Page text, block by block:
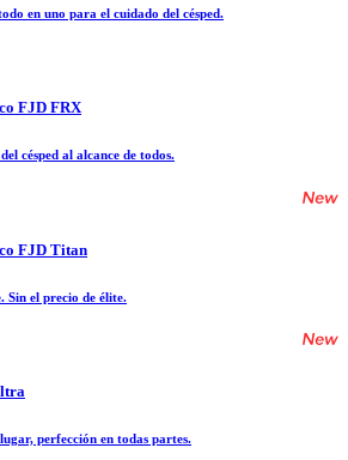
en uno para el cuidado del césped.
FJD FRX
césped al alcance de todos.
FJD Titan
Sin el precio de élite.
perfección en todas partes.